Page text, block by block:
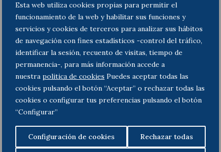
Esta web utiliza cookies propias para permitir el
funcionamiento de la web y habilitar sus funciones y
servicios y cookies de terceros para analizar sus hábitos
de navegación con fines estadísticos -control del tráfico,
identificar la sesión, recuento de visitas, tiempo de
permanencia-, para más información accede a
nuestra politica de cookies Puedes aceptar todas las
cookies pulsando el botón “Aceptar” o rechazar todas las
cookies o configurar tus preferencias pulsando el botón
“Configurar”
Configuración de cookies Rechazar todas
servicios , productos y mercados financieros, y las
sujetas a la normativa de prevención del blanqueo de
capitales y financiación del terrorismo, cualquiera
que sea su número de trabajadores. También los
partidos políticos, sindicatos, organizaciones
empresariales y fundaciones vinculadas.
En cuanto alsector público, la obligación de
disponer de un canal de denuncias es general
incluyendo la Administración General del Estado, las
Administraciones autonómicas, locales,
universidades, corporaciones de derecho público,
fundaciones, sociedades mercantiles de
participación pública mayoritaria, etc.